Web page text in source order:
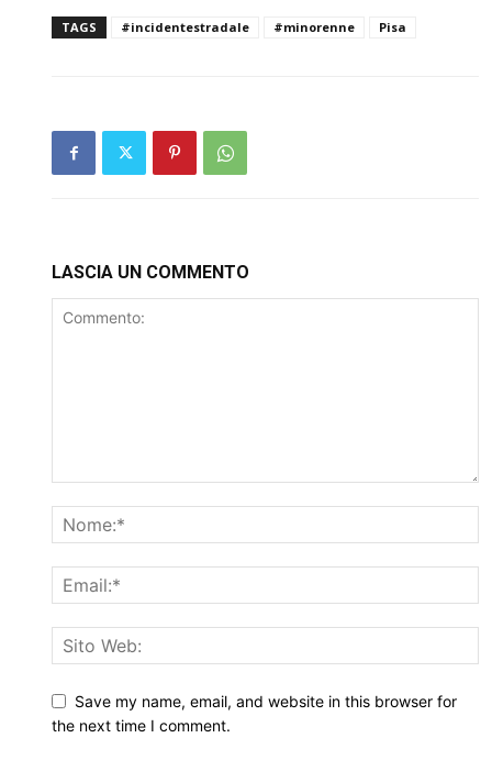
TAGS #incidentestradale #minorenne Pisa
LASCIA UN COMMENTO
Save my name, email, and website in this browser for
the next time I comment.